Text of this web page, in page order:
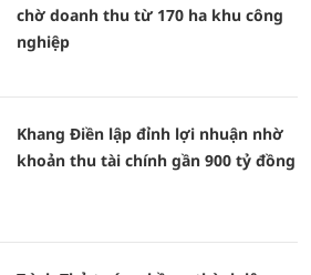
chờ doanh thu từ 170 ha khu công
nghiệp
Khang Điền lập đỉnh lợi nhuận nhờ
khoản thu tài chính gần 900 tỷ đồng